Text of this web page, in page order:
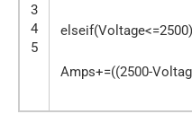
3
4
5
Amps+=((2500-